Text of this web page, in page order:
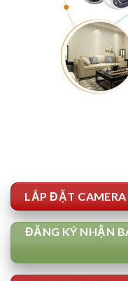
LẮP ĐẶT
ĐĂNG KÝ NHẬN